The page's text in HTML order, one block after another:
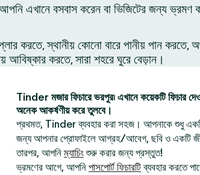
এখানে বসবাস করেন বা ভিজিটের জন্য ভ্রমণ
স্থানীয় কোনো বারে পানীয় পান করতে,
করতে, সারা শহরে ঘুরে বেড়ান।
Tinder মজার ফিচারে ভরপুর৷ এখানে কয়েকটি ফিচার
অনেক আকর্ষণীয় করে তুলবে।
প্রথমত, Tinder ব্যবহার করা সহজ। আপনাকে শুধু
জন্য আপনার প্রোফাইলে আগ্রহ/আবেগ, ছবি ও একটি
তারপর, আপনিম্যাচিং শুরু করার জন্য প্রস্তুত!
ভ্রমণের আগে, আপনি পাসপোর্ট ফিচারটিব্যবহার করতে